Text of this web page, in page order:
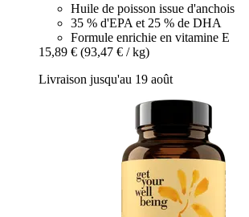
Huile de poisson issue d'anchois
35 % d'EPA et 25 % de DHA
Formule enrichie en vitamine E
15,89 € (93,47 € / kg)
Livraison jusqu'au 19 août